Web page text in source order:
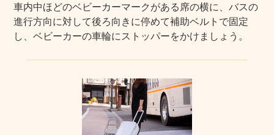
車内中ほどのベビーカーマークがある席の横に、バスの
進行方向に対して後ろ向きに停めて補助ベルトで固定
し、ベビーカーの車輪にストッパーをかけましょう。